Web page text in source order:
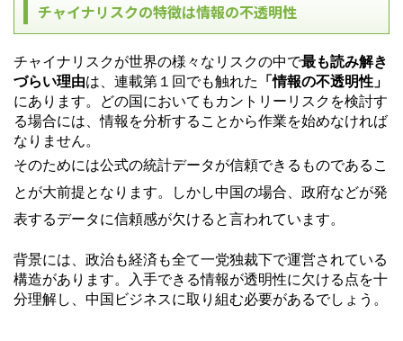
チャイナリスクの特徴は情報の不透明性
チャイナリスクが世界の様々なリスクの中で最も読み解き
づらい理由は、連載第１回でも触れた 「情報の不透明性」
にあります。 どの国においてもカントリーリスクを検討す
る場合には、情報を分析することから作業を始めなければ
なりません。
そのためには公式の統計データが信頼できるものであるこ
とが大前提となります。
しかし中国の場合、政府などが発
表するデータに信頼感が欠けると言われています。
背景には、政治も経済も全て一党独裁下で運営されている
構造があります。入手できる情報が透明性に欠ける点を十
分理解し、中国ビジネスに取り組む必要があるでしょう。